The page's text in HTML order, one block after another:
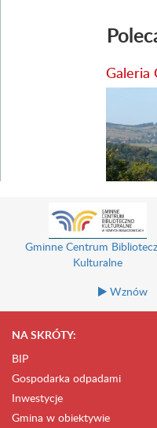
Galeria
Gminne Centrum
Kulturalne
Wznów
NA SKRÓTY:
BIP
Gospodarka odpadami
Inwestycje
Gmina w obiektywie